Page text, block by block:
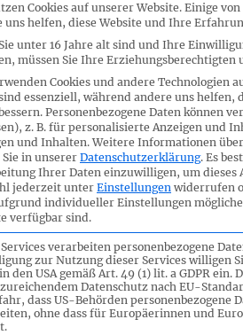
des HGB-
27.
DRSC
und der 27. Öffentlichen
bereit.
den DRS 25
Cookies auf unserer Website. Einige
uns helfen, diese Website und Ihre
unter 16 Jahre alt sind und Ihre
müssen Sie Ihre Erziehungsberechtigten
Cookies und andere Technologien
essenziell, während andere uns helfen,
Personenbezogene Daten können
z. B. für personalisierte Anzeigen und
und Inhalten.Weitere Informationen
in unserer Datenschutzerklärung. Es
Ihrer Daten einzuwilligen, um dieses
jederzeit unterEinstellungen widerrufen
individueller Einstellungen
verfügbar sind.
verarbeiten personenbezogene
zur Nutzung dieser Services willigen
den USA gemäß Art. 49 (1) lit. a GDPR ein.
Datenschutz nach EU-
dass US-Behörden personenbezogene
ohne dass für Europäerinnen und